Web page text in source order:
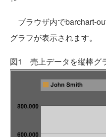
ブラウザ内でbarchart-
グラフが表示されます。
図1 売上データを縦棒グ